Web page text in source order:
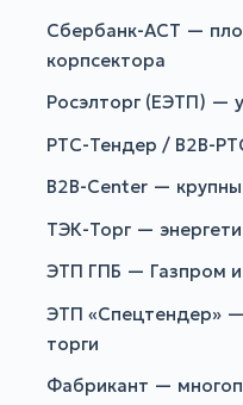
Сбербанк-АСТ —
корпсектора
Росэлторг (ЕЭТП) —
РТС-Тендер / B2B-
B2B-Center —
ТЭК-Торг —
ЭТП ГПБ — Газпром и
ЭТП «Спецтендер»
торги
Фабрикант —